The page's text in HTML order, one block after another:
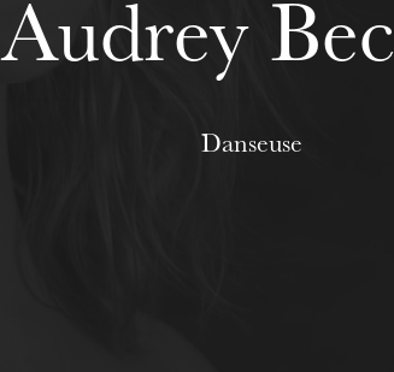
Audrey
Danseuse